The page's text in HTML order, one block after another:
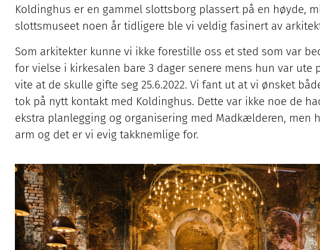
Koldinghus er en gammel slottsborg plassert på en høyde,
slottsmuseet noen år tidligere ble vi veldig fasinert av
Som arkitekter kunne vi ikke forestille oss et sted som var
for vielse i kirkesalen bare 3 dager senere mens hun var ute
vite at de skulle gifte seg 25.6.2022. Vi fant ut at vi ønsket
tok på nytt kontakt med Koldinghus. Dette var ikke noe de
ekstra planlegging og organisering med Madkælderen, men
arm og det er vi evig takknemlige for.